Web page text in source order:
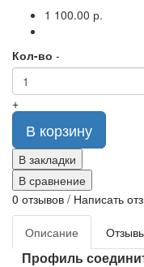
1 100.00 р.
Кол-во -
+
В корзину
В закладки
В сравнение
0 отзывов / Написать
Описание
Профиль